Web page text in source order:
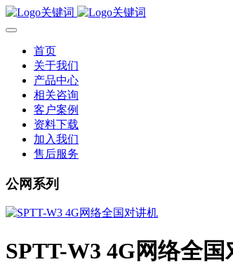
首页
关于我们
产品中心
相关咨询
客户案例
资料下载
加入我们
售后服务
公网系列
SPTT-W3 4G网络全国